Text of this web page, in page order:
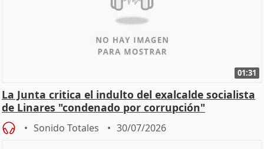
01:31
La Junta critica el indulto del exalcalde socialista
de Linares "condenado por corrupción"
Sonido Totales 30/07/2026